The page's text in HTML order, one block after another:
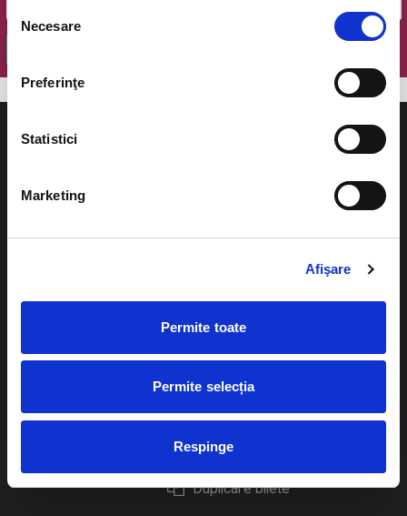
consimțământului
Necesare
Preferinţe
Statistici
Marketing
Afişare
Permite toate
Permite selecția
Respinge
Cum comand bilete?
Plata online sau cash
eBilet printat acasa
Livrare prin curier
Returnare bilete
Duplicare bilete
Evenimente
festivaluri
Pentru copii